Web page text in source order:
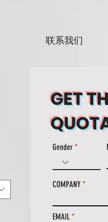
联系我们
GET
Gender
COMPANY
EMAIL